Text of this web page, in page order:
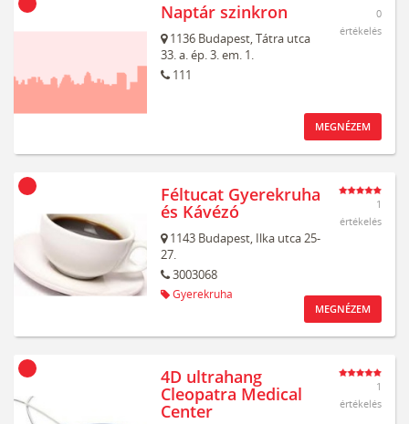
Naptár szinkron
1136 Budapest,Tátra utca
33. a. ép. 3. em. 1.
111
0
értékelés
MEGNÉZEM
Féltucat Gyerekruha
és Kávézó
1143 Budapest, Ilka utca 25-
27.
3003068
Gyerekruha
1
értékelés
MEGNÉZEM
4D ultrahang
Cleopatra Medical
Center
1
értékelés